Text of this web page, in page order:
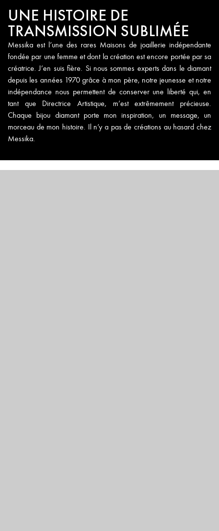
UNE HISTOIRE DE
TRANSMISSION SUBLIMÉE
Messika est l’une des rares Maisons de joaillerie indépendante
fondée par une femme et dont la création est encore portée par sa
créatrice. J’en suis fière. Si nous sommes experts dans le diamant
depuis les années 1970 grâce à mon père, notre jeunesse et notre
indépendance nous permettent de conserver une liberté qui, en
tant que Directrice Artistique, m’est extrêmement précieuse.
Chaque bijou diamant porte mon inspiration, un message, un
morceau de mon histoire. Il n’y a pas de créations au hasard chez
Messika.